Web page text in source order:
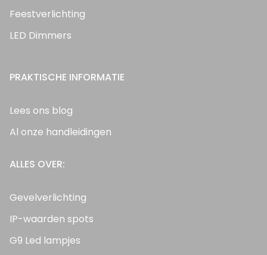
Feestverlichting
LED Dimmers
PRAKTISCHE INFORMATIE
Lees ons blog
Al onze handleidingen
ALLES OVER:
Gevelverlichting
IP-waarden spots
G9 Led lampjes